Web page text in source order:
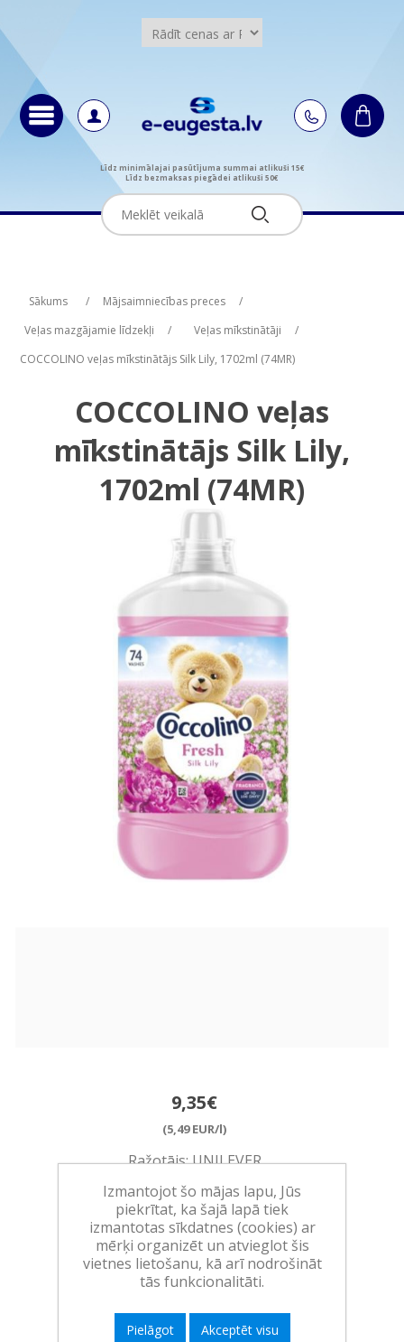
Līdz minimālajai pasūtījuma summai atlikuši 15€
Līdz bezmaksas piegādei atlikuši 50€
Sākums / Mājsaimniecības preces
/
Veļas mazgājamie līdzekļi
/ Veļas mīkstinātāji
/
COCCOLINO veļas mīkstinātājs Silk Lily, 1702ml (74MR)
COCCOLINO veļas
mīkstinātājs Silk Lily,
1702ml (74MR)
9,35€
(5,49 EUR/l)
Ražotājs:UNILEVER
Pieejamība:8 vienības noliktavā
Art.:555479
EAN:8720181930652
Minimālais daudzums:1
Izmantojot šo mājas lapu, Jūs
piekrītat, ka šajā lapā tiek
izmantotas sīkdatnes (cookies) ar
mērķi organizēt un atvieglot šis
vietnes lietošanu, kā arī nodrošināt
tās funkcionalitāti.
Pielāgot Akceptēt visu